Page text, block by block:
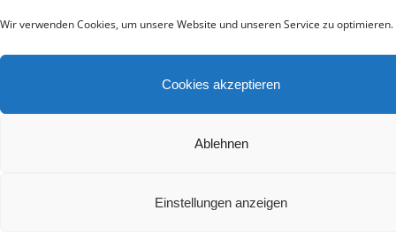
Wir verwenden Cookies, um unsere Website und unseren Service zu optimieren.
Cookies akzeptieren
Ablehnen
Einstellungen anzeigen
Welche Ausstattungsmerkmale sind bei einem
Soundsystem besonders wichtig?